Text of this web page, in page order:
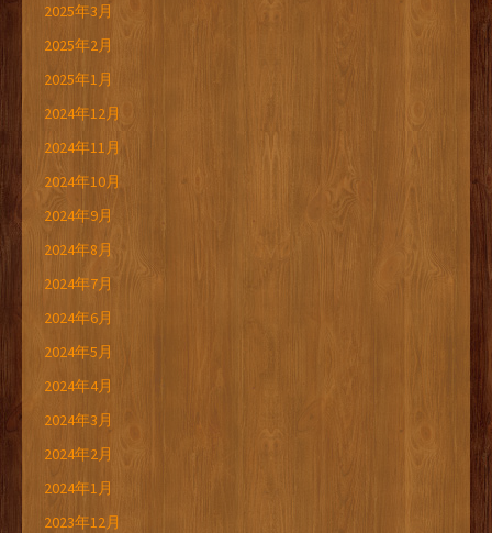
2025年3月
2025年2月
2025年1月
2024年12月
2024年11月
2024年10月
2024年9月
2024年8月
2024年7月
2024年6月
2024年5月
2024年4月
2024年3月
2024年2月
2024年1月
2023年12月